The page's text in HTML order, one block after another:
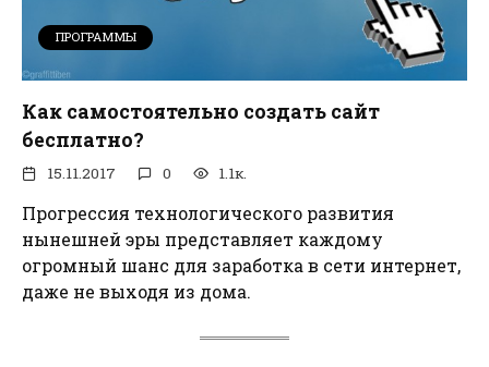
ПРОГРАММЫ
Как самостоятельно создать сайт
бесплатно?
15.11.2017 0 1.1к.
Прогрессия технологического развития
нынешней эры представляет каждому
огромный шанс для заработка в сети интернет,
даже не выходя из дома.